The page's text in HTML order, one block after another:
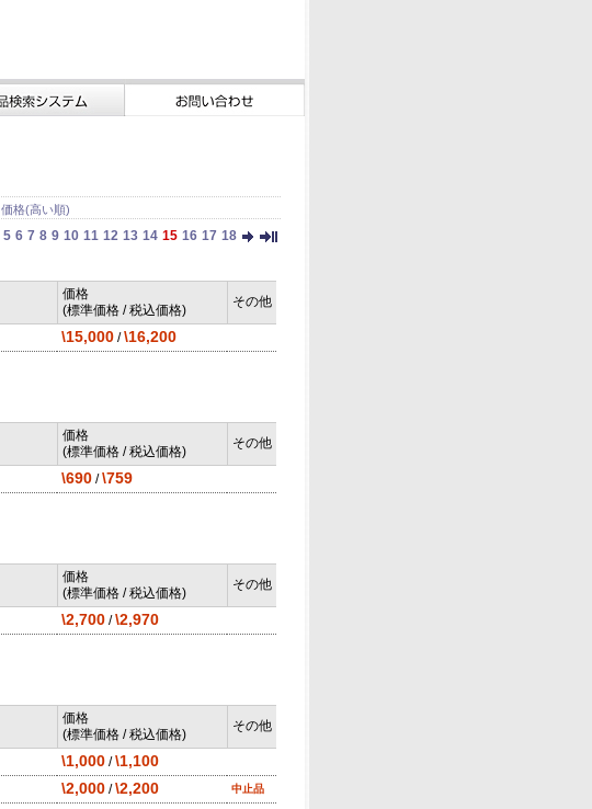
価格(高い順)
5 6 7 8 9 10 11 12 13 14 15 16 17 18
価格
(標準価格 / 税込価格)
その他
\15,000 /\16,200
価格
(標準価格 / 税込価格)
その他
\690 /\759
価格
(標準価格 / 税込価格)
その他
\2,700 /\2,970
価格
(標準価格 / 税込価格)
その他
\1,000 /\1,100
\2,000 /\2,200 中止品